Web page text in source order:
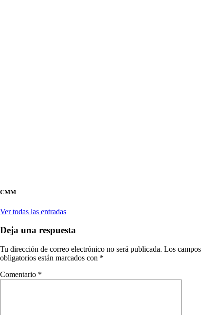
CMM
Ver todas las entradas
Deja una respuesta
Tu dirección de correo electrónico no será publicada. Los campos
obligatorios están marcados con *
Comentario *